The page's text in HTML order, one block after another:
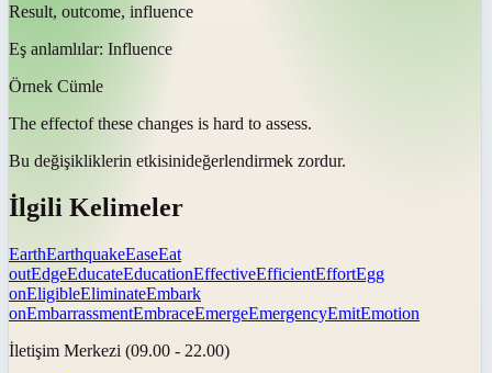
Result, outcome, influence
Eş anlamlılar: Influence
Örnek Cümle
The effectof these changes is hard to assess.
Bu değişikliklerin etkisinideğerlendirmek zordur.
İlgili Kelimeler
EarthEarthquakeEaseEat
outEdgeEducateEducationEffectiveEfficientEffortEgg
onEligibleEliminateEmbark
onEmbarrassmentEmbraceEmergeEmergencyEmitEmotion
İletişim Merkezi (09.00 - 22.00)